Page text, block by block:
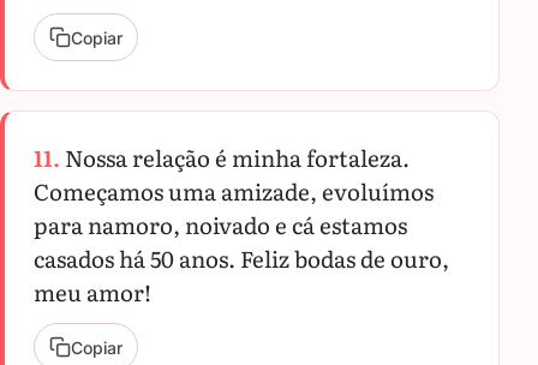
Copiar
11. Nossa relação é minha fortaleza.
Começamos uma amizade, evoluímos
para namoro, noivado e cá estamos
casados há 50 anos. Feliz bodas de ouro,
meu amor!
Copiar